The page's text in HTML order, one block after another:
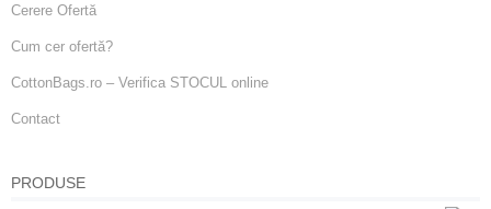
Cerere Ofertă
Cum cer ofertă?
CottonBags.ro – Verifica STOCUL online
Contact
PRODUSE